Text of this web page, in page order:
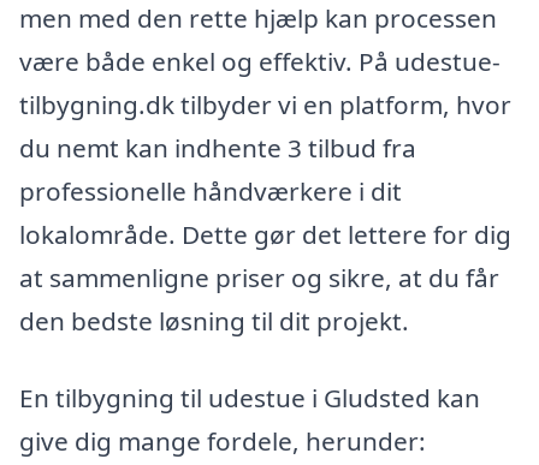
men med den rette hjælp kan processen
være både enkel og effektiv. På udestue-
tilbygning.dk tilbyder vi en platform, hvor
du nemt kan indhente 3 tilbud fra
professionelle håndværkere i dit
lokalområde. Dette gør det lettere for dig
at sammenligne priser og sikre, at du får
den bedste løsning til dit projekt.
En tilbygning til udestue i Gludsted kan
give dig mange fordele, herunder: